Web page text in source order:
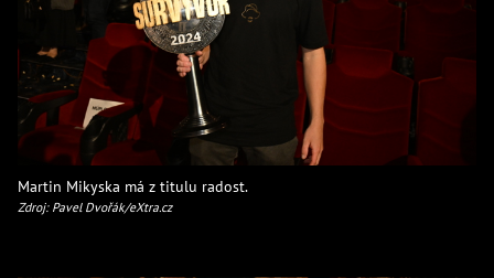
Martin Mikyska má z titulu radost.
Zdroj: Pavel Dvořák/eXtra.cz